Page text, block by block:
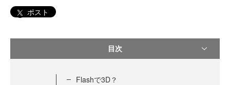
ポスト
目次
Flashで3D？